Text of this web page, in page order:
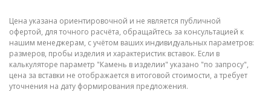
Цена указана ориентировочной и не является публичной
офертой, для точного расчёта, обращайтесь за консультацией к
нашим менеджерам, с учётом ваших индивидуальных параметров:
размеров, пробы изделия и характеристик вставок. Если в
калькуляторе параметр "Камень в изделии" указано "по запросу",
цена за вставки не отображается в итоговой стоимости, а требует
уточнения на дату формирования предложения.